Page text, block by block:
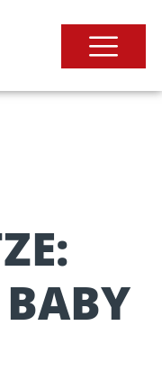
BABY